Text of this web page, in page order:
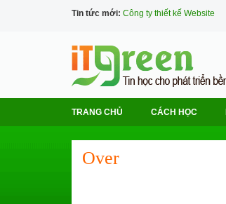
Tin tức mới: Công ty thiết kế Website
TRANG CHỦ CÁCH HỌC
Over